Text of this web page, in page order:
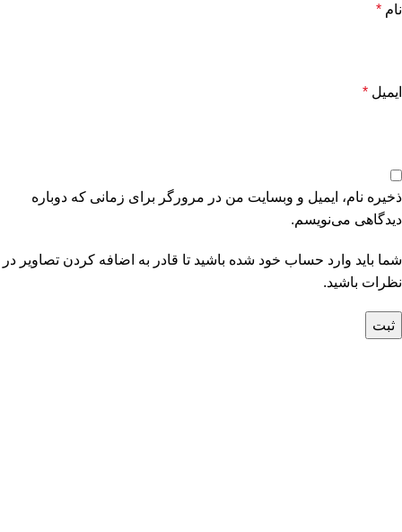
نام *
ایمیل *
ذخیره نام، ایمیل و وبسایت من در مرورگر برای زمانی که دوباره
دیدگاهی می‌نویسم.
شما باید وارد حساب خود شده باشید تا قادر به اضافه کردن تصاویر در
نظرات باشید.